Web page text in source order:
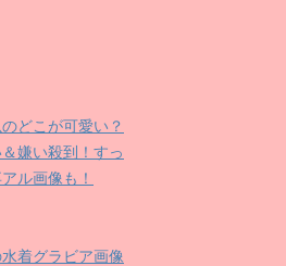
どこが可愛い？
嫌い殺到！すっ
ル画像も！
着グラビア画像